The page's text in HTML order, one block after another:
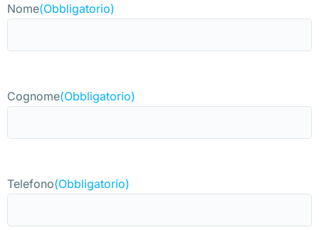
Nome(Obbligatorio)
Cognome(Obbligatorio)
Telefono(Obbligatorio)